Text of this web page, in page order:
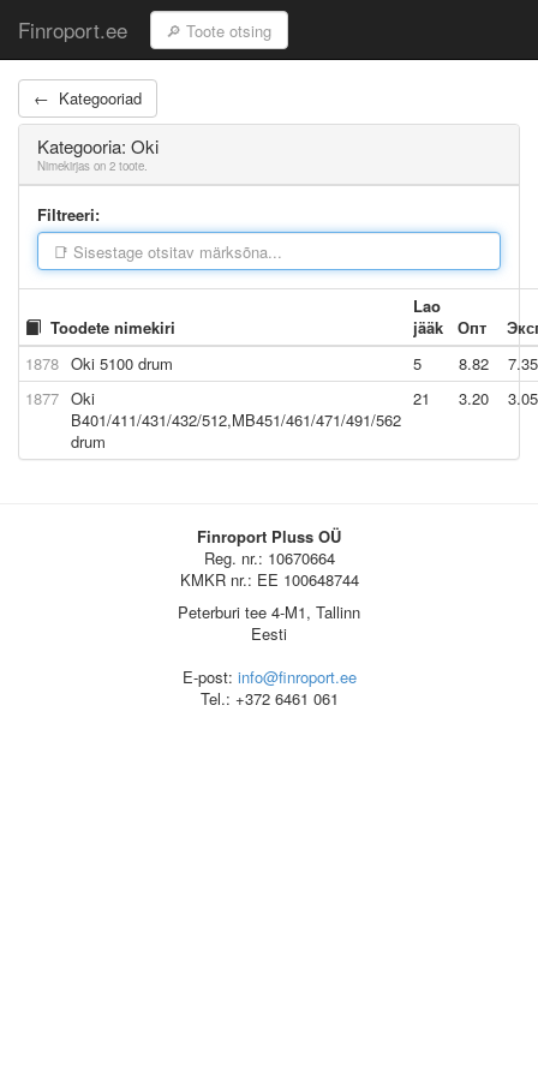
Finroport.ee
← Kategooriad
Kategooria: Oki
Nimekirjas on 2 toote.
Filtreeri:
Toodete nimekiri
Lao
jääk
Опт
1878 Oki 5100 drum 5 8.82
7.35
1877 Oki
B401/411/431/432/512,MB451/461/471/491/562
drum
21 3.20 3.05
Finroport Pluss OÜ
Reg. nr.: 10670664
KMKR nr.: EE 100648744
Peterburi tee 4-M1, Tallinn
Eesti
E-post: info@finroport.ee
Tel.: +372 6461 061